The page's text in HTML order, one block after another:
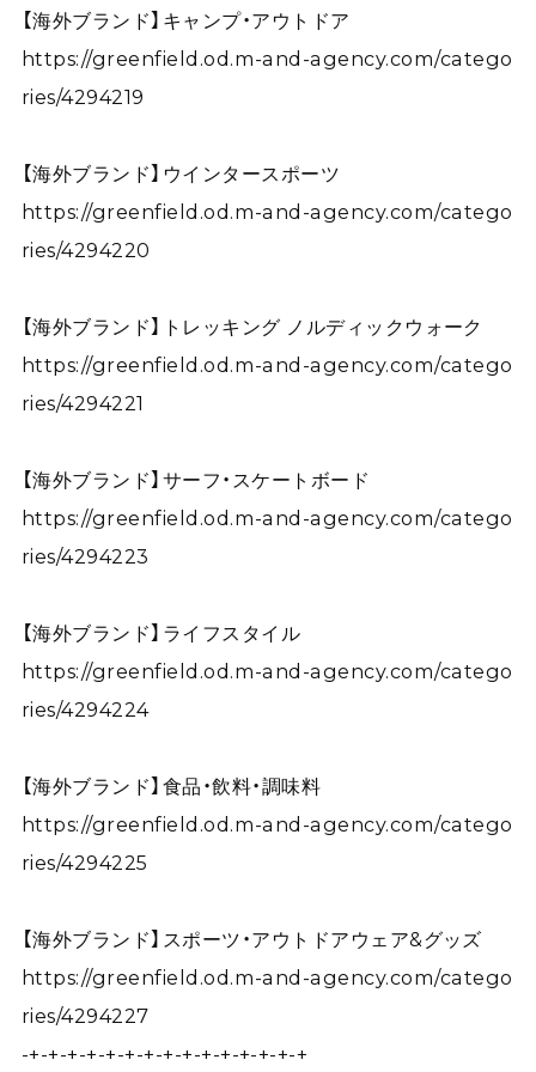
【海外ブランド】キャンプ・アウトドア
https://greenfield.od.m-and-agency.com/catego
ries/4294219
【海外ブランド】ウインタースポーツ
https://greenfield.od.m-and-agency.com/catego
ries/4294220
【海外ブランド】トレッキング ノルディックウォーク
https://greenfield.od.m-and-agency.com/catego
ries/4294221
【海外ブランド】サーフ・スケートボード
https://greenfield.od.m-and-agency.com/catego
ries/4294223
【海外ブランド】ライフスタイル
https://greenfield.od.m-and-agency.com/catego
ries/4294224
【海外ブランド】食品・飲料・調味料
https://greenfield.od.m-and-agency.com/catego
ries/4294225
【海外ブランド】スポーツ・アウトドアウェア&グッズ
https://greenfield.od.m-and-agency.com/catego
ries/4294227
-+-+-+-+-+-+-+-+-+-+-+-+-+-+-+